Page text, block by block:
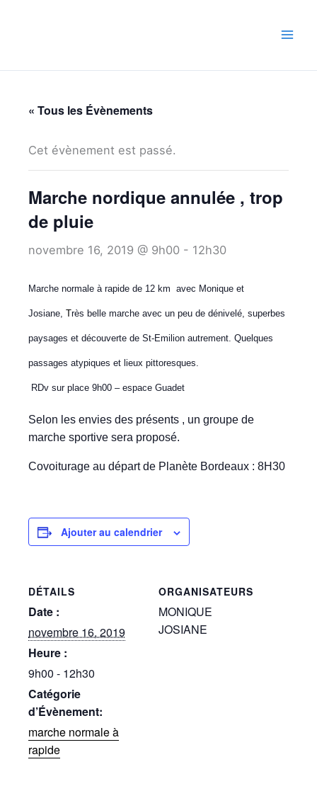
« Tous les Évènements
Cet évènement est passé.
Marche nordique annulée , trop
de pluie
novembre 16, 2019 @ 9h00 - 12h30
Marche normale à rapide de 12 km avec Monique et
Josiane, Très belle marche avec un peu de dénivelé, superbes
paysages et découverte de St-Emilion autrement. Quelques
passages atypiques et lieux pittoresques.
RDv sur place 9h00 – espace Guadet
Selon les envies des présents , un groupe de
marche sportive sera proposé.
Covoiturage au départ de Planète Bordeaux : 8H30
Ajouter au calendrier
DÉTAILS
Date :
novembre 16, 2019
Heure :
9h00 - 12h30
Catégorie
d’Évènement:
marche normale à
rapide
ORGANISATEURS
MONIQUE
JOSIANE